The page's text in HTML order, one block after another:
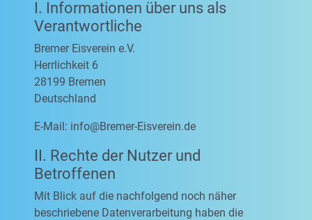
I. Informationen über uns als
Verantwortliche
Bremer Eisverein e.V.
Herrlichkeit 6
28199 Bremen
Deutschland
E-Mail: info@Bremer-Eisverein.de
II. Rechte der Nutzer und
Betroffenen
Mit Blick auf die nachfolgend noch näher
beschriebene Datenverarbeitung haben die